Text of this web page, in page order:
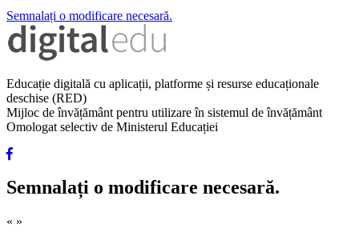
Semnalați o modificare necesară.
Educație digitală cu aplicații, platforme și resurse educaționale
deschise (RED)
Mijloc de învățământ pentru utilizare în sistemul de învățământ
Omologat selectiv de Ministerul Educației
Semnalați o modificare necesară.
« »